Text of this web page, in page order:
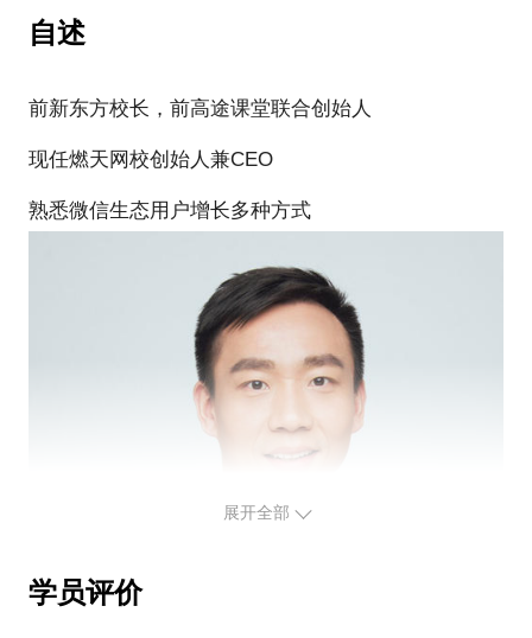
学校薪酬体系建设与设计;
老师流动性大，如何挽留？
自述
前新东方校长，前高途课堂联合创始人
现任燃天网校创始人兼CEO
展开全部
学员评价